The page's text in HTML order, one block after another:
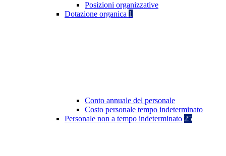
Posizioni organizzative
Dotazione organica 1
Conto annuale del personale
Costo personale tempo indeterminato
Personale non a tempo indeterminato 25